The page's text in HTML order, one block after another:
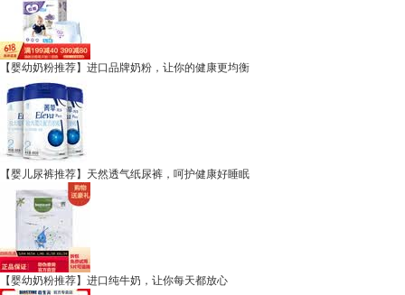
【婴幼奶粉推荐】进口品牌奶粉，让你的健康更均衡
【婴儿尿裤推荐】天然透气纸尿裤，呵护健康好睡眠
【婴幼奶粉推荐】进口纯牛奶，让你每天都放心